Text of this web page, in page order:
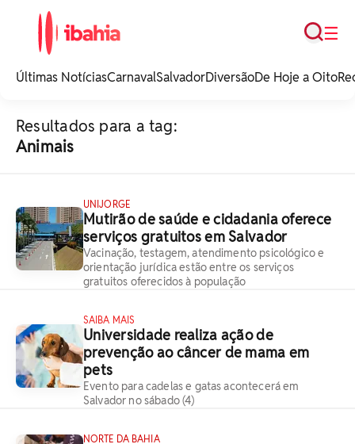
noticias e
☰
Busca
Últimas NotíciasCarnavalSalvadorDiversãoDe Hoje a Oito
Resultados para a tag:
Animais
UNIJORGE
Mutirão de saúde e cidadania oferece
serviços gratuitos em Salvador
Vacinação, testagem, atendimento psicológico e
orientação jurídica estão entre os serviços
gratuitos oferecidos à população
SAIBA MAIS
Universidade realiza ação de
prevenção ao câncer de mama em
pets
Evento para cadelas e gatas acontecerá em
Salvador no sábado (4)
NORTE DA BAHIA